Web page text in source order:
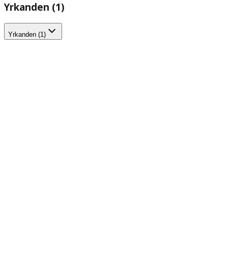
Yrkanden (1)
Yrkanden (1)